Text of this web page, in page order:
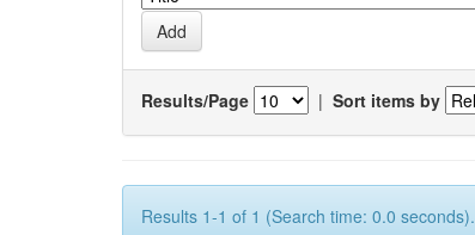
Results/Page | Sort items by
Results 1-1 of 1 (Search time: 0.0 seconds).